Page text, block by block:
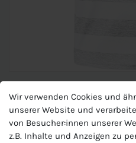
JAKO Kinder
KA
Wir verwenden Cookies und
unserer Website und
von Besucher:innen unserer
z.B. Inhalte und Anzeigen zu